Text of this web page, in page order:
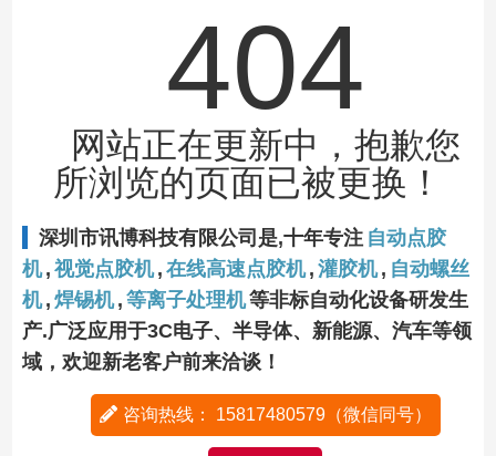
404
网站正在更新中，抱歉您
所浏览的页面已被更换！
深圳市讯博科技有限公司是,十年专注 自动点胶
机 , 视觉点胶机 , 在线高速点胶机 , 灌胶机 , 自动螺丝
机 , 焊锡机 , 等离子处理机等非标自动化设备研发生
产.广泛应用于3C电子、半导体、新能源、汽车等领
域，欢迎新老客户前来洽谈！
咨询热线： 15817480579（微信同号）